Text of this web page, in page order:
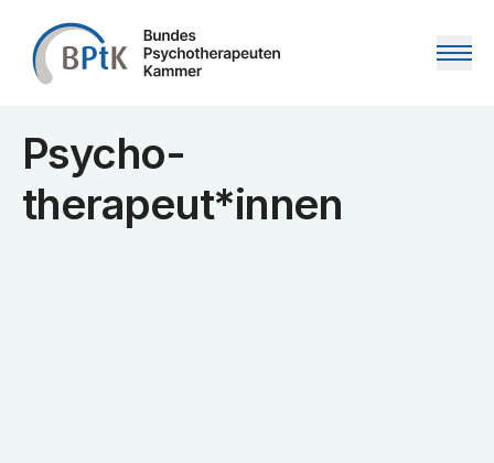
Zum Inhalt springen
Psycho­
therapeut*innen